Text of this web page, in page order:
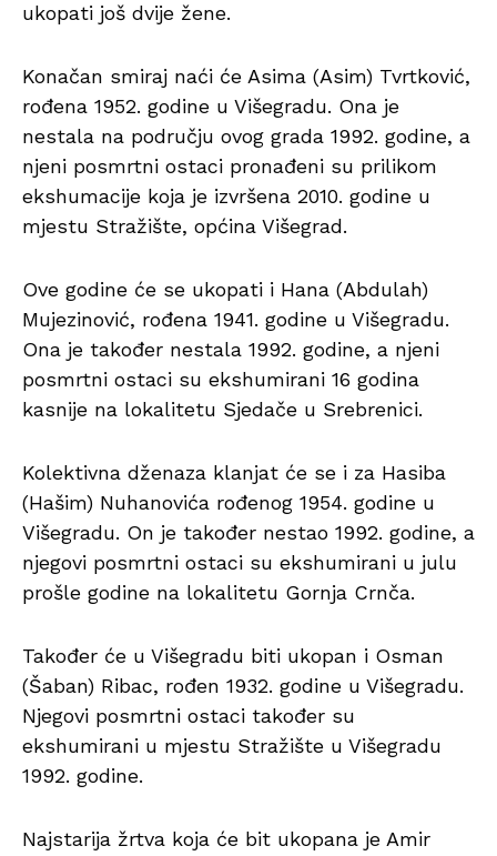
ukopati još dvije žene.
Konačan smiraj naći će Asima (Asim) Tvrtković,
rođena 1952. godine u Višegradu. Ona je
nestala na području ovog grada 1992. godine, a
njeni posmrtni ostaci pronađeni su prilikom
ekshumacije koja je izvršena 2010. godine u
mjestu Stražište, općina Višegrad.
Ove godine će se ukopati i Hana (Abdulah)
Mujezinović, rođena 1941. godine u Višegradu.
Ona je također nestala 1992. godine, a njeni
posmrtni ostaci su ekshumirani 16 godina
kasnije na lokalitetu Sjedače u Srebrenici.
Kolektivna dženaza klanjat će se i za Hasiba
(Hašim) Nuhanovića rođenog 1954. godine u
Višegradu. On je također nestao 1992. godine, a
njegovi posmrtni ostaci su ekshumirani u julu
prošle godine na lokalitetu Gornja Crnča.
Također će u Višegradu biti ukopan i Osman
(Šaban) Ribac, rođen 1932. godine u Višegradu.
Njegovi posmrtni ostaci također su
ekshumirani u mjestu Stražište u Višegradu
1992. godine.
Najstarija žrtva koja će bit ukopana je Amir